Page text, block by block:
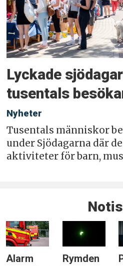
Lyckade
tusentals
Nyheter
Tusentals människor
under Sjödagarna där
aktiviteter för barn,
Alarm Rymden